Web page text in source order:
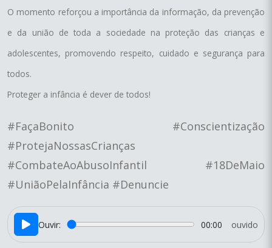
O momento reforçou a importância da informação, da prevenção
e da união de toda a sociedade na proteção das crianças e
adolescentes, promovendo respeito, cuidado e segurança para
todos.
Proteger a infância é dever de todos!
#FaçaBonito #Conscientização
#ProtejaNossasCrianças
#CombateAoAbusoInfantil #18DeMaio
#UniãoPelaInfância #Denuncie
Ouvir: 00:00 ouvido